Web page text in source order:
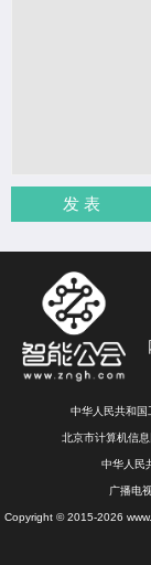
发 表
中华人民共和国
北京市计算机信
中华人民
广播电
Copyright © 2015-2026